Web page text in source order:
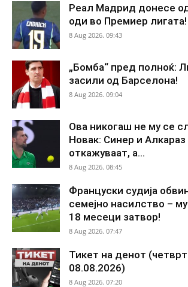
Реал Мадрид донесе
оди во Премиер лигата!
8 Aug 2026. 09:43
„Бомба“ пред полноќ:
засили од Барселона!
8 Aug 2026. 09:04
Ова никогаш не му се
Новак: Синер и Алкараз
откажуваат, а...
8 Aug 2026. 08:45
Француски судија
семејно насилство –
18 месеци затвор!
8 Aug 2026. 07:47
Тикет на денот
08.08.2026)
8 Aug 2026. 07:20